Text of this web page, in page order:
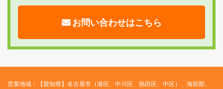
お問い合わせはこちら
営業地域：【愛知県】名古屋市（港区、中川区、熱田区、中区）、海部郡、